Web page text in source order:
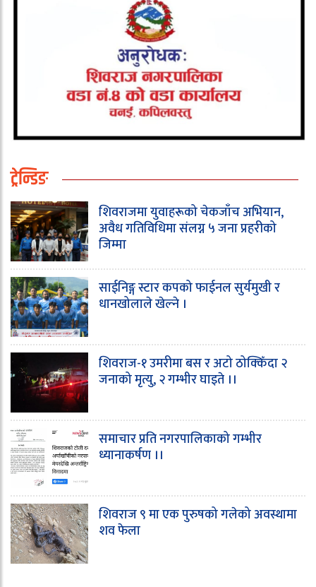
ट्रेन्डिङ
शिवराजमा युवाहरूको चेकजाँच अभियान,
अवैध गतिविधिमा संलग्न ५ जना प्रहरीको
जिम्मा
साईनिङ्ग स्टार कपको फाईनल सुर्यमुखी र
धानखोलाले खेल्ने ।
शिवराज-१ उमरीमा बस र अटो ठोक्किँदा २
जनाको मृत्यु, २ गम्भीर घाइते ।।
समाचार प्रति नगरपालिकाको गम्भीर
ध्यानाकर्षण ।।
शिवराज ९ मा एक पुरुषको गलेको अवस्थामा
शव फेला